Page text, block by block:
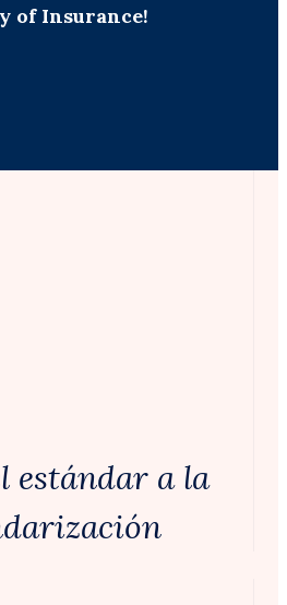
of Insurance!
estándar a la